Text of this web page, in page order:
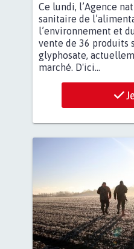
Ce lundi, l’Agence
sanitaire de
l’environnement et
vente de 36 produits
glyphosate,
marché. D'ici...